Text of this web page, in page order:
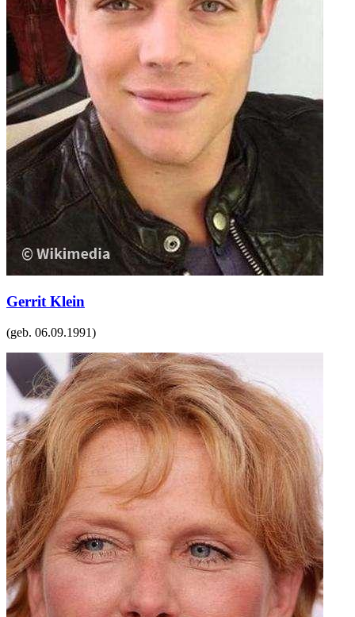
Gerrit Klein
(geb. 06.09.1991)